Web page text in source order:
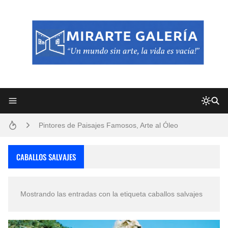
Pintores de Paisajes Famosos, Arte al Óleo
San Valentín Dibujos a Lápiz del 14 de Febrero
CABALLOS SALVAJES
Mostrando las entradas con la etiqueta caballos salvajes